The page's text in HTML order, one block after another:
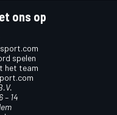
ons op
spelen
het team
– 14